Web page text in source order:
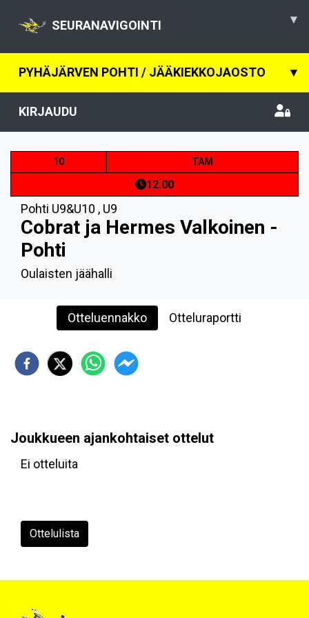
SEURANAVIGOINTI ▾
PYHÄJÄRVEN POHTI / JÄÄKIEKKOJAOSTO ▾
KIRJAUDU
10 TAM
12.00
Pohti U9&U10 , U9
Cobrat ja Hermes Valkoinen -
Pohti
Oulaisten jäähalli
Otteluennakko Otteluraportti
Joukkueen ajankohtaiset ottelut
Ei otteluita
Ottelulista